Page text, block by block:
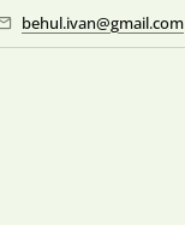
behul.ivan@gmail.com